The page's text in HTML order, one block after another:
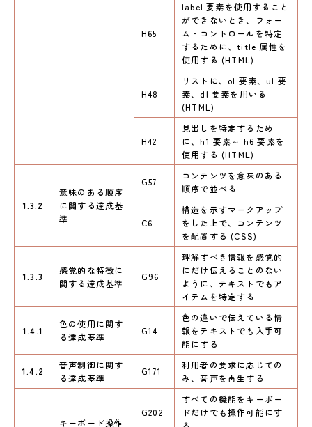
H65
label 要素を使用すること
ができないとき、フォー
ム・コントロールを特定
するために、title 属性を
使用する (HTML)
H48
リストに、ol 要素、ul 要
素、dl 要素を用いる
(HTML)
H42
見出しを特定するため
に、h1 要素～ h6 要素を
使用する (HTML)
1.3.2
意味のある順序
に関する達成基
準
G57
コンテンツを意味のある
順序で並べる
C6
構造を示すマークアップ
をした上で、コンテンツ
を配置する (CSS)
1.3.3
感覚的な特徴に
関する達成基準
G96
理解すべき情報を感覚的
にだけ伝えることのない
ように、テキストでもア
イテムを特定する
1.4.1
色の使用に関す
る達成基準
G14
色の違いで伝えている情
報をテキストでも入手可
能にする
1.4.2
音声制御に関す
る達成基準
G171
利用者の要求に応じての
み、音声を再生する
キーボード操作
G202
すべての機能をキーボー
ドだけでも操作可能にす